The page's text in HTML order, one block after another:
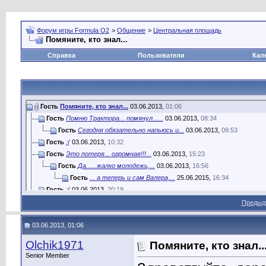
Форум игры Formula O2 > Общение > Центральная площадь
Помяните, кто знал...
Справка Пользователи
Гость Помяните, кто знал... 03.06.2013, 01:06
Гость Помню Трактора... помянул...... 03.06.2013, 08:34
Гость Сегодня обязательно напьюсь и... 03.06.2013, 09:53
Гость :(03.06.2013, 10:32
Гость Это потеря... огромная!!!... 03.06.2013, 15:23
Гость Да......жалко молодежь,... 03.06.2013, 16:56
Гость
... а теперь и сам Валера,... 25.06.2015, 16:34
Гость :(03.06.2013, 20:19
Гость Соболезную, Царствие ему...03.06.2013,21:28
Гость Соболезную!!!
Гость Очень печально,пусть ему...03.06.2013,23:59
Гость Помним любим скорбим! Давайте...04.06.2013,02:48
03.06.2013, 01:06
Olchik1971
Senior Member
Помяните, кто